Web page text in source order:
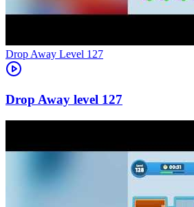
Level 127
127